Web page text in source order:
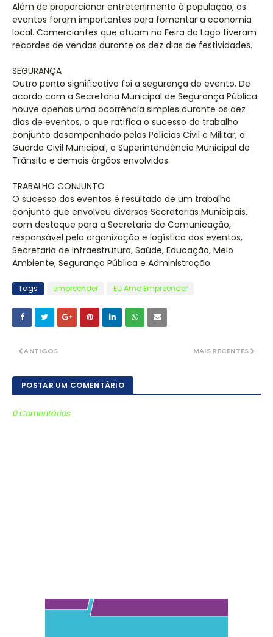
Além de proporcionar entretenimento à população, os
eventos foram importantes para fomentar a economia
local. Comerciantes que atuam na Feira do Lago tiveram
recordes de vendas durante os dez dias de festividades.
SEGURANÇA
Outro ponto significativo foi a segurança do evento. De
acordo com a Secretaria Municipal de Segurança Pública
houve apenas uma ocorrência simples durante os dez
dias de eventos, o que ratifica o sucesso do trabalho
conjunto desempenhado pelas Polícias Civil e Militar, a
Guarda Civil Municipal, a Superintendência Municipal de
Trânsito e demais órgãos envolvidos.
TRABALHO CONJUNTO
O sucesso dos eventos é resultado de um trabalho
conjunto que envolveu diversas Secretarias Municipais,
com destaque para a Secretaria de Comunicação,
responsável pela organização e logística dos eventos,
Secretaria de Infraestrutura, Saúde, Educação, Meio
Ambiente, Segurança Pública e Administração.
Tags empreender Eu Amo Empreender
MAIS RECENTES
ANTIGOS
POSTAR UM COMENTÁRIO
0 Comentários